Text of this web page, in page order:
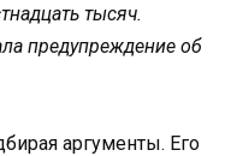
тысяч.
предупреждение об
аргументы. Его